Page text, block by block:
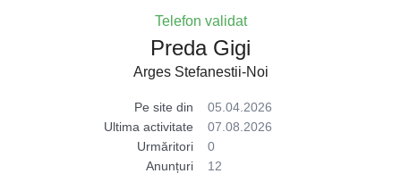
Telefon validat
Preda Gigi
Arges Stefanestii-Noi
Pe site din
05.04.2026
Ultima activitate
07.08.2026
Urmăritori
0
Anunțuri
12